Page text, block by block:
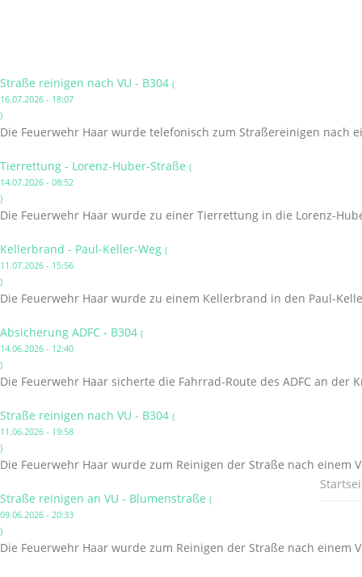
Straße reinigen nach VU - B304 (
16.07.2026 - 18:07
)
Die Feuerwehr Haar wurde telefonisch zum Straßereinigen nach
Tierrettung - Lorenz-Huber-Straße (
14.07.2026 - 08:52
)
Die Feuerwehr Haar wurde zu einer Tierrettung in die Lorenz-
Kellerbrand - Paul-Keller-Weg (
11.07.2026 - 15:56
)
Die Feuerwehr Haar wurde zu einem Kellerbrand in den Paul-
Absicherung ADFC - B304 (
14.06.2026 - 12:40
)
Die Feuerwehr Haar sicherte die Fahrrad-Route des ADFC an der
Straße reinigen nach VU - B304 (
11.06.2026 - 19:58
)
Die Feuerwehr Haar wurde zum Reinigen der Straße nach einem
Straße reinigen an VU - Blumenstraße (
09.06.2026 - 20:33
)
Die Feuerwehr Haar wurde zum Reinigen der Straße nach einem